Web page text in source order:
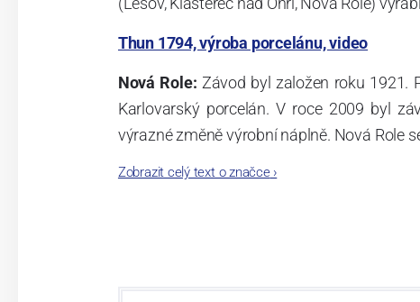
Thun 1794, výroba porcelánu, video
Nová Role: Závod byl založen roku 1921.
Karlovarský porcelán. V roce 2009 byl
výrazné změně výrobní náplně. Nová Role
jsou umístěny i provoz servis a výroba
Zobrazit celý text o značce›